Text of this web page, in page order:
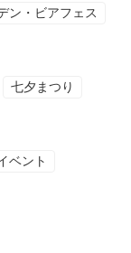
ン・ビアフェス
七夕まつり
ベント